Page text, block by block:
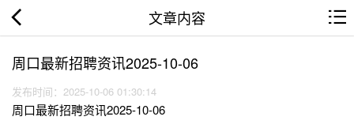
文章内容
周口最新招聘资讯2025-10-06
发布时间：2025-10-06 01:30:14
周口最新招聘资讯2025-10-06